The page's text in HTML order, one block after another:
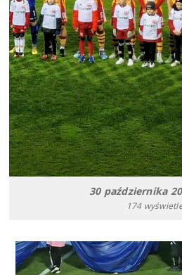
30 października
174